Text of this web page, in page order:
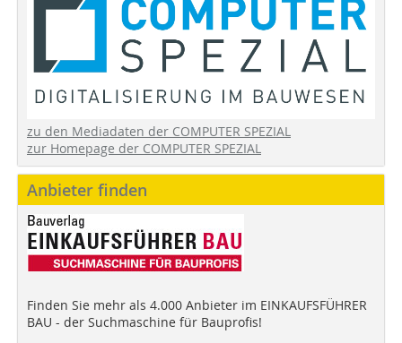
zu den Mediadaten der COMPUTER SPEZIAL
zur Homepage der COMPUTER SPEZIAL
Anbieter finden
Finden Sie mehr als 4.000 Anbieter im EINKAUFSFÜHRER
BAU - der Suchmaschine für Bauprofis!